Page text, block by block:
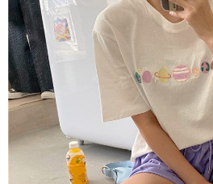
司后，依约使用本公司账单缴交账款。
2. 基于同意付款使用 “大哥付你分期”之契约
料（包含姓名、电话或地址）提供予台湾大
台湾大哥大与本人进行分期账单所需资料之确
3. 完整用户服务条款，请详阅以下链接：
夠在期限內收到商品(例如:預購商品或預計到
商品與否，仍需要請您在AFTEE規定的時間
二、付款限制
1. 初次使用 AFTEE 時，將依認證結果及本公
之上限額度
2. 結帳金額須大於NT$30
3. 目前僅支援台灣會員
三、聲明條款
「AFTEE先享後付」(下稱本服務)乃由恩沛科
所提供，並由 AFTEE 向您收取款項。因使
含但不限於訂購人姓名、電話，收件人姓名
付款 後7-11取貨
每笔NT$45，满NT$499(含以上)免运费
宅配
每笔NT$70，满NT$499(含以上)免运费